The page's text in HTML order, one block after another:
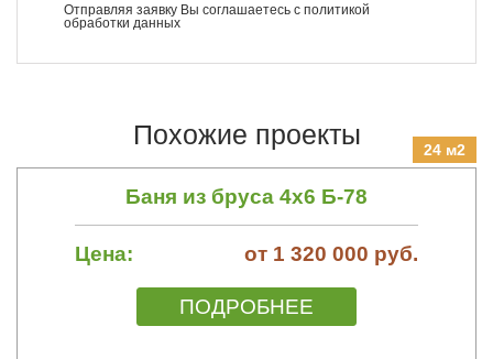
Отправляя заявку Вы соглашаетесь с политикой
обработки данных
Похожие проекты 24 м2
Баня из бруса 4х6 Б-78
Цена: от 1 320 000 руб.
ПОДРОБНЕЕ